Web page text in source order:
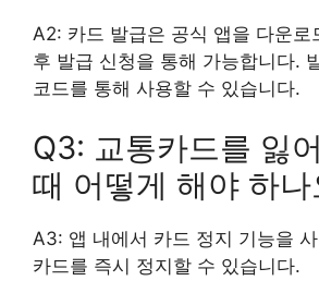
A2: 카드 발급은 공식 앱을 다운로
후 발급 신청을 통해 가능합니다.
코드를 통해 사용할 수 있습니다.
Q3: 교통카드를 잃
때 어떻게 해야 하나
A3: 앱 내에서 카드 정지 기능을
카드를 즉시 정지할 수 있습니다.